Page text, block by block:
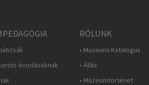
óvodásoknak
RÓLUNK
• Múzeumi Katalógus
• Állás
• Múzeumtörténet